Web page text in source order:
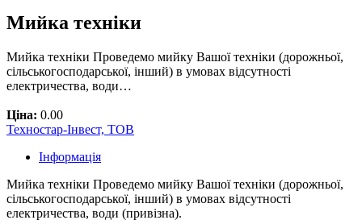
Мийка техніки
Мийка техніки Проведемо мийку Вашої техніки (дорожньої,
сільськогосподарської, інший) в умовах відсутності
електричества, води…
Ціна: 0.00
Техностар-Інвест, ТОВ
Інформація
Мийка техніки Проведемо мийку Вашої техніки (дорожньої,
сільськогосподарської, інший) в умовах відсутності
електричества, води (привізна).